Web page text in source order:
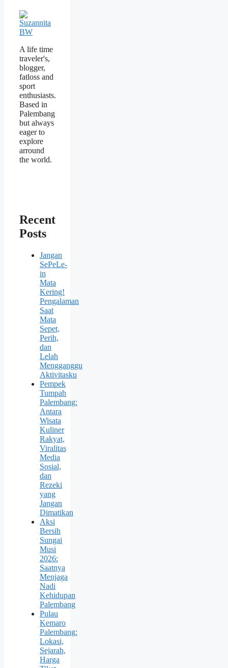
A life time
traveler's,
blogger,
fatloss and
sport
enthusiasts.
Based in
Palembang
but always
eager to
explore
arround
the world.
Recent
Posts
Jangan
SePeLe-
in
Mata
Kering!
Pengalaman
Saat
Mata
Sepet,
Perih,
dan
Lelah
Mengganggu
Aktivitasku
Pempek
Tumpah
Palembang:
Antara
Wisata
Kuliner
Rakyat,
Viralitas
Media
Sosial,
dan
Rezeki
yang
Jangan
Dimatikan
Aksi
Bersih
Sungai
Musi
2026:
Saatnya
Menjaga
Nadi
Kehidupan
Palembang
Pulau
Kemaro
Palembang:
Lokasi,
Sejarah,
Harga